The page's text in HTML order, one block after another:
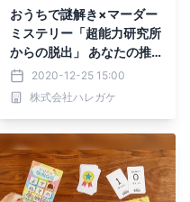
おうちで謎解き×マーダー
ミステリー「超能力研究所
からの脱出」 あなたの推
理力・洞察力・観察力が試
される！ 登場人物になり
きってみんなで事件を解決
2020-12-25 15:00
株式会社ハレガケ